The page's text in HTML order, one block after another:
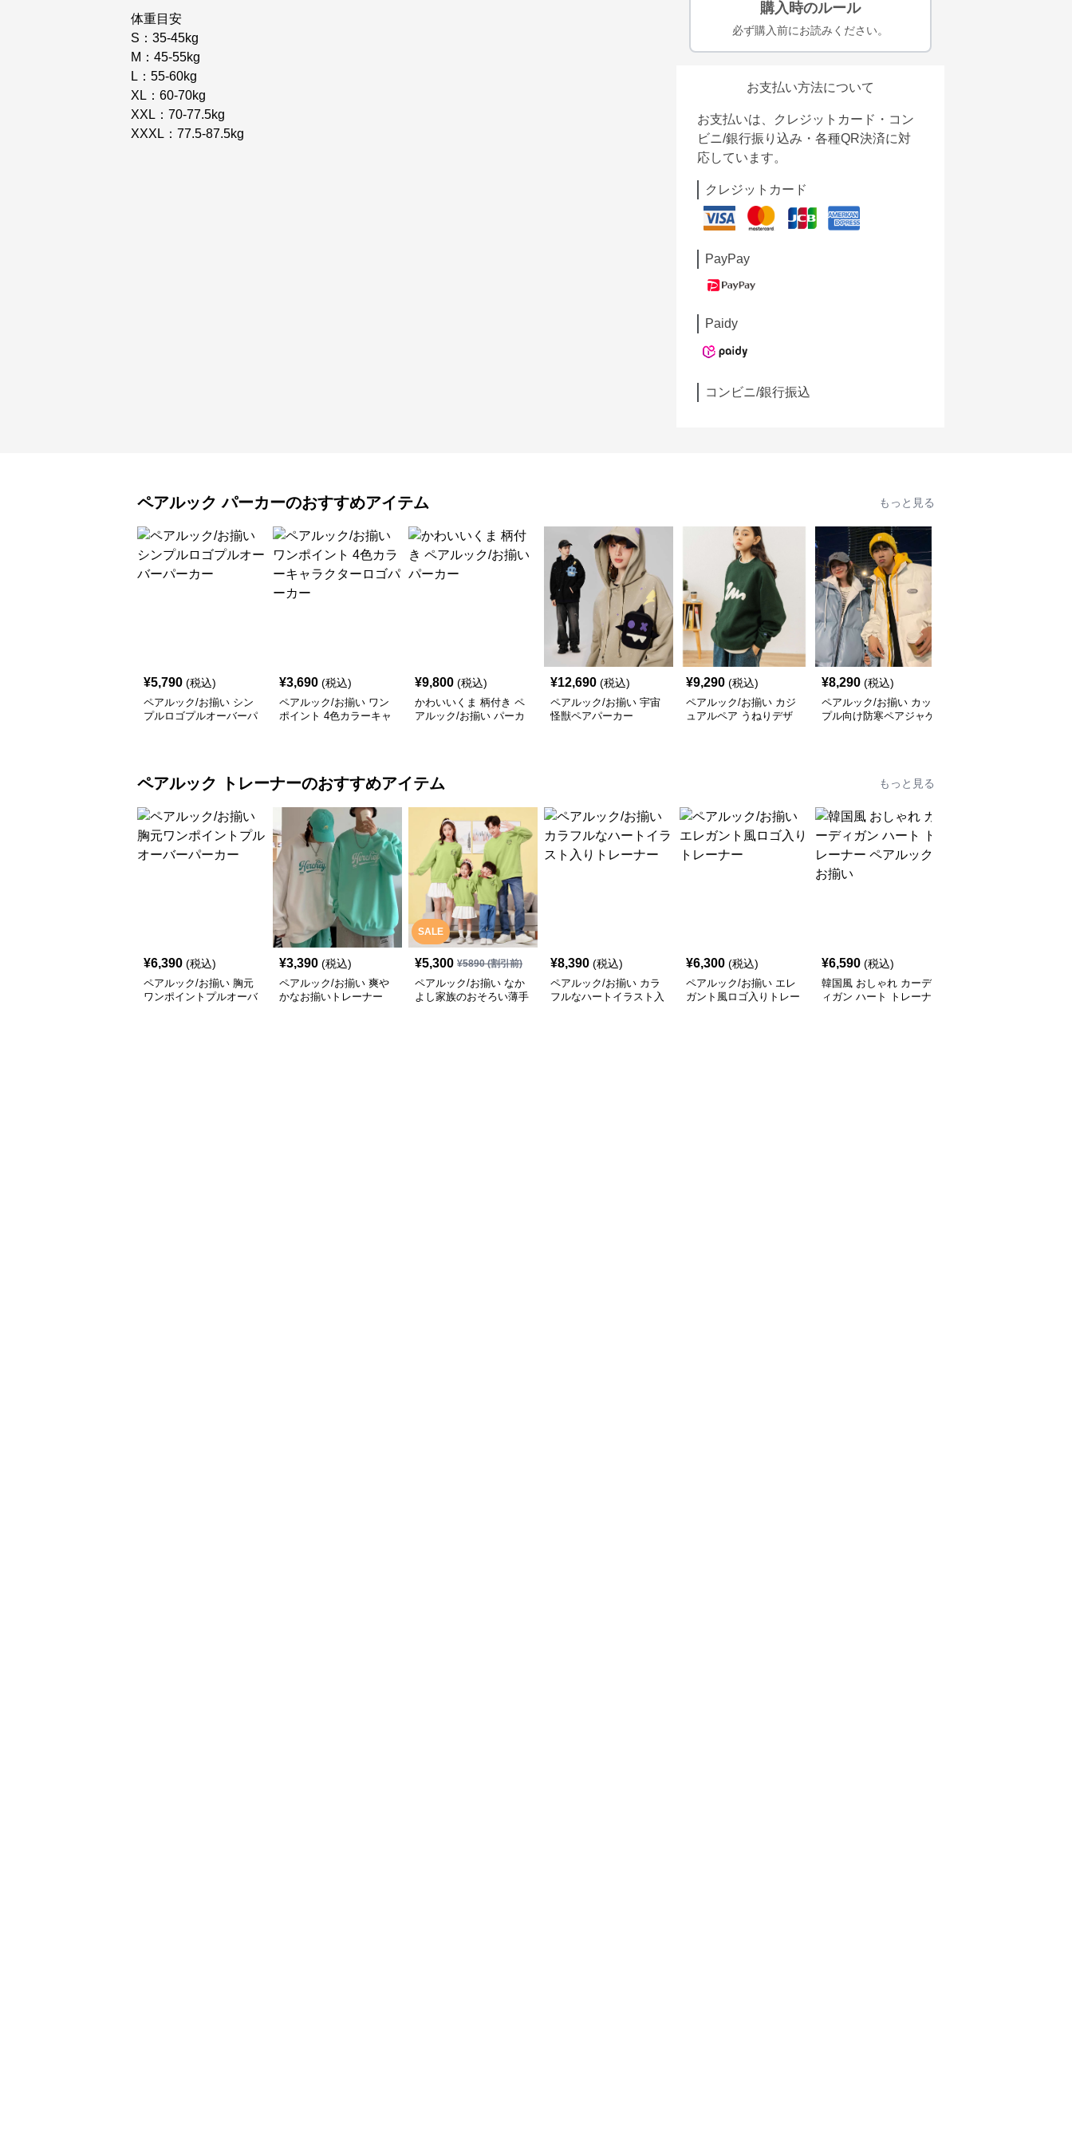
体重目安
S：35-45kg
M：45-55kg
L：55-60kg
XL：60-70kg
XXL：70-77.5kg
XXXL：77.5-87.5kg
購入時のルール
必ず購入前にお読みください。
お支払い方法について
お支払いは、クレジットカード・コン
ビニ/銀行振り込み・各種QR決済に対
応しています。
クレジットカード
PayPay
Paidy
コンビニ/銀行振込
ペアルック パーカーのおすすめアイテム もっと見る
¥5,790 (税込)
ペアルック/お揃い シン
プルロゴプルオーバーパ
¥3,690 (税込)
ペアルック/お揃い ワン
ポイント 4色カラーキャ
¥9,800 (税込)
かわいいくま 柄付き ペ
アルック/お揃い パーカ
¥12,690 (税込)
ペアルック/お揃い 宇宙
怪獣ペアパーカー
¥9,290 (税込)
ペアルック/お揃い カジ
ュアルペア うねりデザ
¥8,290 (税込)
ペアルック/お揃い カッ
プル向け防寒ペアジャケ
ペアルック トレーナーのおすすめアイテム もっと見る
¥6,390 (税込)
ペアルック/お揃い 胸元
ワンポイントプルオーバ
¥3,390 (税込)
ペアルック/お揃い 爽や
かなお揃いトレーナー
SALE
¥5,300 ¥5890(割引前)
ペアルック/お揃い なか
よし家族のおそろい薄手
¥8,390 (税込)
ペアルック/お揃い カラ
フルなハートイラスト入
¥6,300 (税込)
ペアルック/お揃い エレ
ガント風ロゴ入りトレー
¥6,590 (税込)
韓国風 おしゃれ カーデ
ィガン ハート トレーナ